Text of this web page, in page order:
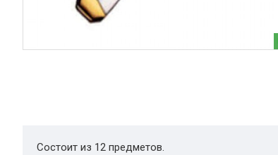
Состоит из 12 предметов.